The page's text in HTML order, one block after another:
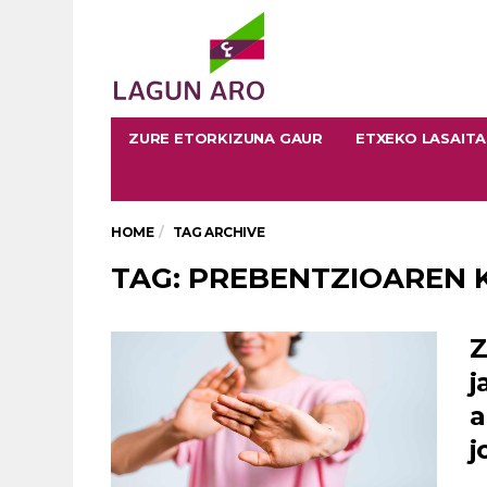
ZURE ETORKIZUNA GAUR ETXEKO
HOME TAG ARCHIVE
TAG: PREBENTZIOAREN